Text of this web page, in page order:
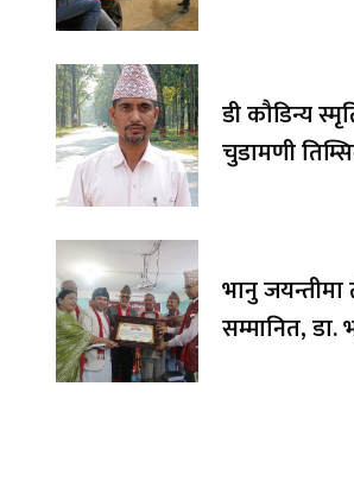
डी कौडिन्य
चुडामणी
भानु जयन्तीमा
सम्मानित, डा.